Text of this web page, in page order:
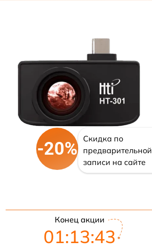
-20%
Скидка по
предварительной
записи на сайте
Конец акции
01:13:42